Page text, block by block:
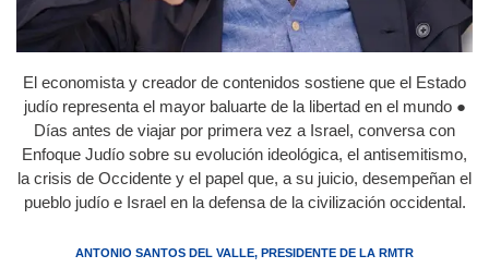
El economista y creador de contenidos sostiene que el Estado
judío representa el mayor baluarte de la libertad en el mundo ●
Días antes de viajar por primera vez a Israel, conversa con
Enfoque Judío sobre su evolución ideológica, el antisemitismo,
la crisis de Occidente y el papel que, a su juicio, desempeñan el
pueblo judío e Israel en la defensa de la civilización occidental.
ANTONIO SANTOS DEL VALLE, PRESIDENTE DE LA RMTR